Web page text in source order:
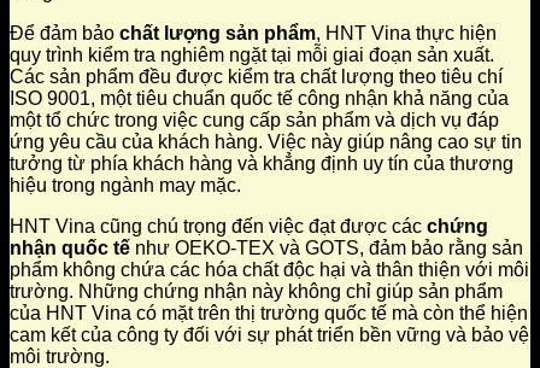
Để đảm bảo chất lượng sản phẩm, HNT Vina thực hiện
quy trình kiểm tra nghiêm ngặt tại mỗi giai đoạn sản xuất.
Các sản phẩm đều được kiểm tra chất lượng theo tiêu chí
ISO 9001, một tiêu chuẩn quốc tế công nhận khả năng của
một tổ chức trong việc cung cấp sản phẩm và dịch vụ đáp
ứng yêu cầu của khách hàng. Việc này giúp nâng cao sự tin
tưởng từ phía khách hàng và khẳng định uy tín của thương
hiệu trong ngành may mặc.
HNT Vina cũng chú trọng đến việc đạt được các chứng
nhận quốc tế như OEKO-TEX và GOTS, đảm bảo rằng sản
phẩm không chứa các hóa chất độc hại và thân thiện với môi
trường. Những chứng nhận này không chỉ giúp sản phẩm
của HNT Vina có mặt trên thị trường quốc tế mà còn thể hiện
cam kết của công ty đối với sự phát triển bền vững và bảo vệ
môi trường.